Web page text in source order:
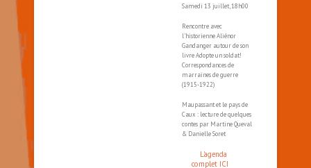
Samedi 13 juillet, 18h00
Rencontre avec
l'historienne Aliénor
Gandanger autour de son
livre Adopte un soldat!
Correspondances de
marraines de guerre
(1915-1922)
Maupassant et le pays de
Caux : lecture de quelques
contes par Martine Queval
& Danielle Soret
L'agenda
complet ICI